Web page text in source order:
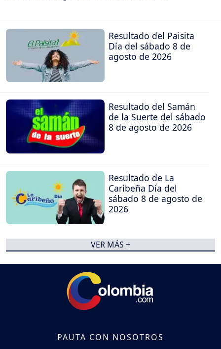
Resultado del Paisita
Día del sábado 8 de
agosto de 2026
Resultado del Samán
de la Suerte del sábado
8 de agosto de 2026
Resultado de La
Caribeña Día del
sábado 8 de agosto de
2026
VER MÁS +
PAUTA CON NOSOTROS